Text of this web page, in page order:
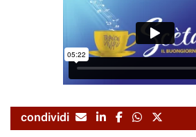
condividi